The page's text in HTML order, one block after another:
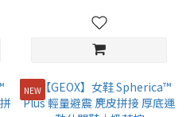
Sneakers | Grey
NEW